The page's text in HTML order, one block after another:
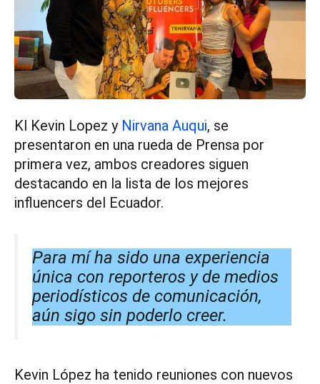
Kl Kevin Lopez y Nirvana Auqui, se
presentaron en una rueda de Prensa por
primera vez, ambos creadores siguen
destacando en la lista de los mejores
influencers del Ecuador.
Para mí ha sido una experiencia
única con reporteros y de medios
periodísticos de comunicación,
aún sigo sin poderlo creer.
Kevin López ha tenido reuniones con nuevos